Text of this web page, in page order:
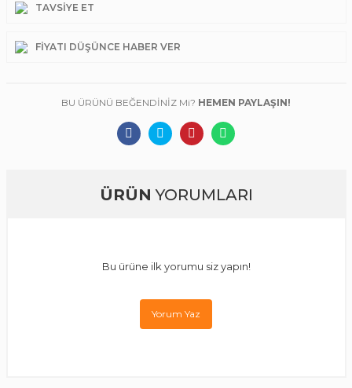
TAVSIYE ET
FIYATI DÜŞÜNCE HABER VER
BU ÜRÜNÜ BEĞENDİNİZ Mi? HEMEN PAYLAŞIN!
ÜRÜN YORUMLARI
Bu ürüne ilk yorumu siz yapın!
Yorum Yaz